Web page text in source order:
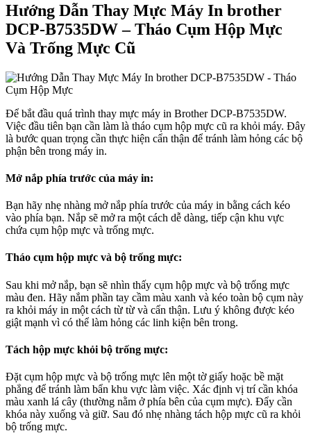
Hướng Dẫn Thay Mực Máy In brother
DCP-B7535DW – Tháo Cụm Hộp Mực
Và Trống Mực Cũ
Để bắt đầu quá trình thay mực máy in Brother DCP-B7535DW.
Việc đầu tiên bạn cần làm là tháo cụm hộp mực cũ ra khỏi máy. Đây
là bước quan trọng cần thực hiện cẩn thận để tránh làm hỏng các bộ
phận bên trong máy in.
Mở nắp phía trước của máy in:
Bạn hãy nhẹ nhàng mở nắp phía trước của máy in bằng cách kéo
vào phía bạn. Nắp sẽ mở ra một cách dễ dàng, tiếp cận khu vực
chứa cụm hộp mực và trống mực.
Tháo cụm hộp mực và bộ trống mực:
Sau khi mở nắp, bạn sẽ nhìn thấy cụm hộp mực và bộ trống mực
màu đen. Hãy nắm phần tay cầm màu xanh và kéo toàn bộ cụm này
ra khỏi máy in một cách từ từ và cẩn thận. Lưu ý không được kéo
giật mạnh vì có thể làm hỏng các linh kiện bên trong.
Tách hộp mực khỏi bộ trống mực:
Đặt cụm hộp mực và bộ trống mực lên một tờ giấy hoặc bề mặt
phẳng để tránh làm bẩn khu vực làm việc. Xác định vị trí cần khóa
màu xanh lá cây (thường nằm ở phía bên của cụm mực). Đẩy cần
khóa này xuống và giữ. Sau đó nhẹ nhàng tách hộp mực cũ ra khỏi
bộ trống mực.